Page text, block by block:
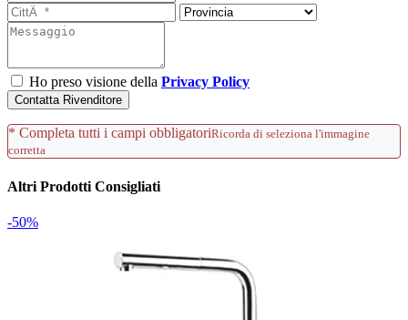
Ho preso visione della Privacy Policy
Contatta Rivenditore
* Completa tutti i campi obbligatoriRicorda di seleziona l'immagine
corretta
Altri Prodotti Consigliati
-50%